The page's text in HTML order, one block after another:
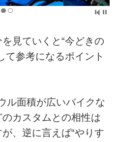
見ていくと“今どきの
て参考になるポイント
ル面積が広いバイクな
カスタムとの相性は
、逆に言えば“やりす